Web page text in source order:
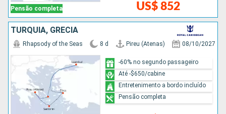
Pensão completa US$ 852
TURQUIA, GRÉCIA
Rhapsody of the Seas 8 d Pireu (Atenas) 08/10/2027
-60% no segundo passageiro
Até -$650/cabine
Entretenimento a bordo incluído
Pensão completa